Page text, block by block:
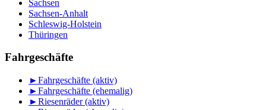
Sachsen
Sachsen-Anhalt
Schleswig-Holstein
Thüringen
Fahrgeschäfte
►Fahrgeschäfte (aktiv)
►Fahrgeschäfte (ehemalig)
►Riesenräder (aktiv)